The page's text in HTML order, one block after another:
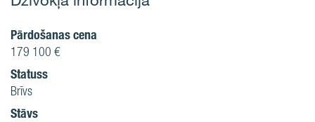
Pārdošanas cena
179 100 €
Statuss
Brīvs
Stāvs